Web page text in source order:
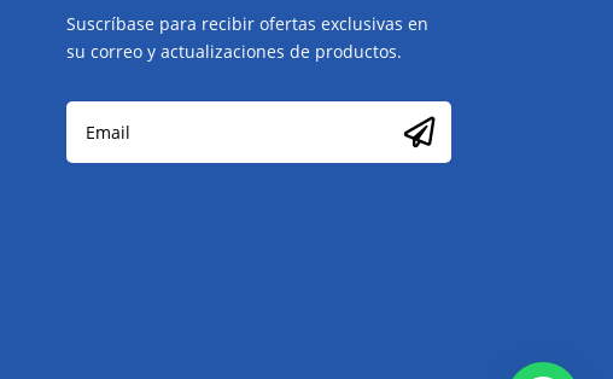
Suscríbase para recibir ofertas exclusivas en
su correo y actualizaciones de productos.